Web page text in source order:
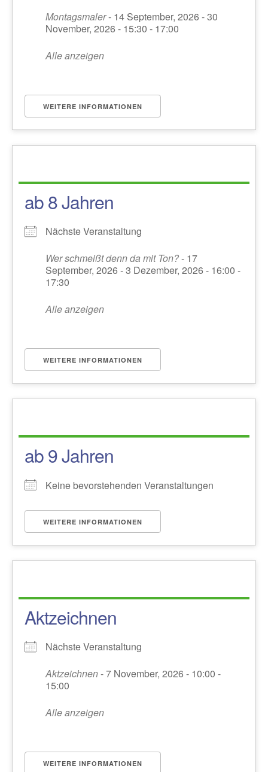
Montagsmaler- 14 September, 2026 - 30
November, 2026 - 15:30 - 17:00
Alle anzeigen
WEITERE INFORMATIONEN
ab 8 Jahren
Nächste Veranstaltung
Wer schmeißt denn da mit Ton?- 17
September, 2026 - 3 Dezember, 2026 - 16:00 -
17:30
Alle anzeigen
WEITERE INFORMATIONEN
ab 9 Jahren
Keine bevorstehenden Veranstaltungen
WEITERE INFORMATIONEN
Aktzeichnen
Nächste Veranstaltung
Aktzeichnen- 7 November, 2026 - 10:00 -
15:00
Alle anzeigen
WEITERE INFORMATIONEN